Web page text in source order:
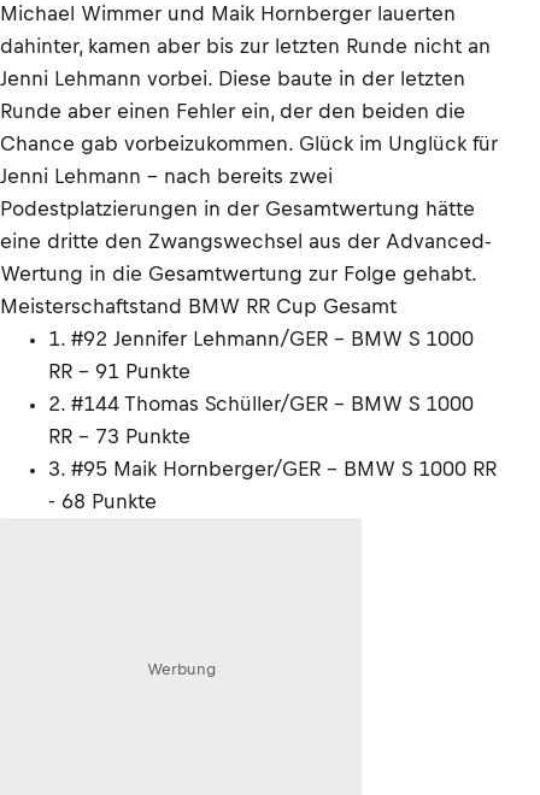
Michael Wimmer und Maik Hornberger lauerten
dahinter, kamen aber bis zur letzten Runde nicht an
Jenni Lehmann vorbei. Diese baute in der letzten
Runde aber einen Fehler ein, der den beiden die
Chance gab vorbeizukommen. Glück im Unglück für
Jenni Lehmann - nach bereits zwei
Podestplatzierungen in der Gesamtwertung hätte
eine dritte den Zwangswechsel aus der Advanced-
Wertung in die Gesamtwertung zur Folge gehabt.
Meisterschaftstand BMW RR Cup Gesamt
1. #92 Jennifer Lehmann/GER - BMW S 1000
RR - 91 Punkte
2. #144 Thomas Schüller/GER - BMW S 1000
RR - 73 Punkte
3. #95 Maik Hornberger/GER - BMW S 1000 RR
- 68 Punkte
Werbung